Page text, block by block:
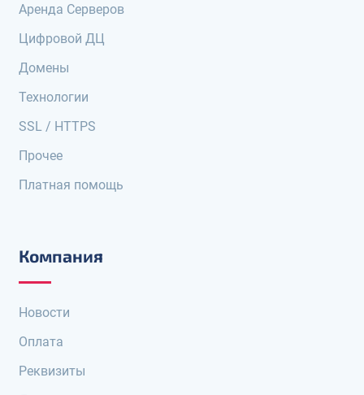
Аренда Серверов
Цифровой ДЦ
Домены
Технологии
SSL / HTTPS
Прочее
Платная помощь
Компания
Новости
Оплата
Реквизиты